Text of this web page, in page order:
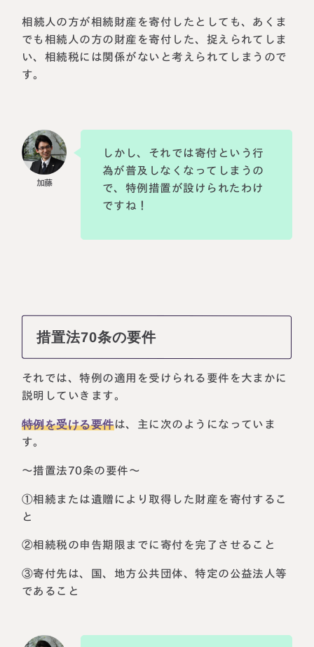
相続人の方が相続財産を寄付したとしても、あくま
でも相続人の方の財産を寄付した、捉えられてしま
い、相続税には関係がないと考えられてしまうので
す。
しかし、それでは寄付という行
為が普及しなくなってしまうの
で、特例措置が設けられたわけ
ですね！
措置法70条の要件
それでは、特例の適用を受けられる要件を大まかに
説明していきます。
特例を受ける要件は、主に次のようになっていま
す。
～措置法70条の要件～
①相続または遺贈により取得した財産を寄付するこ
と
②相続税の申告期限までに寄付を完了させること
③寄付先は、国、地方公共団体、特定の公益法人等
であること